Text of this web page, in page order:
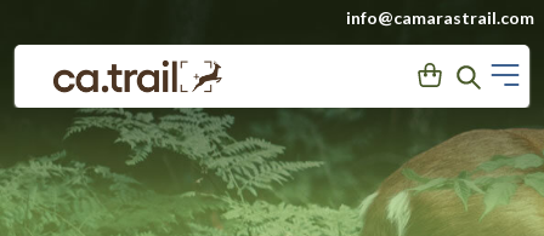
contenido
info@camarastrail.com
User Search